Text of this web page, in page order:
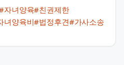
자녀양육#친권제한
녀양육비#법정후견#가사소송